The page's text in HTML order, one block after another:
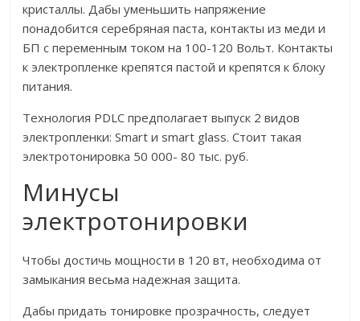
кристаллы. Дабы уменьшить напряжение
понадобится серебряная паста, контакты из меди и
БП с переменным током на 100-120 Вольт. Контакты
к электропленке крепятся пастой и крепятся к блоку
питания.
Технология PDLC предполагает выпуск 2 видов
электропленки: Smart и smart glass. Стоит такая
электротонировка 50 000- 80 тыс. руб.
Минусы
электротонировки
Чтобы достичь мощности в 120 вт, необходима от
замыкания весьма надежная защита.
Дабы придать тонировке прозрачность, следует